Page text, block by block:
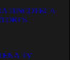
DISCOTECA
TV